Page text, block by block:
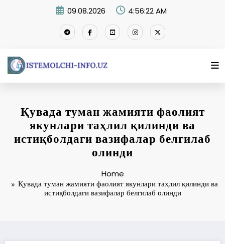
09.08.2026 4:56:23 AM
Қувада туман жамияти фаолият
якунлари таҳлил қилинди ва
истиқболдаги вазифалар белгилаб
олинди
Home
Қувада туман жамияти фаолият якунлари таҳлил қилинди ва
истиқболдаги вазифалар белгилаб олинди